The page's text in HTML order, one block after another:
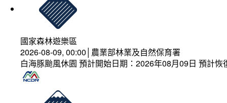
國家森林遊樂區
2026-08-09, 00:00│農業部林業及自然保育署
白海豚颱風休園 預計開始日期：2026年08月09日 預計